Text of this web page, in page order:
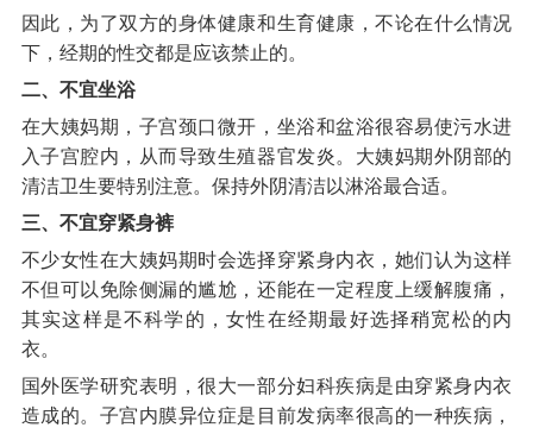
因此，为了双方的身体健康和生育健康，不论在什么情况
下，经期的性交都是应该禁止的。
二、不宜坐浴
在大姨妈期，子宫颈口微开，坐浴和盆浴很容易使污水进
入子宫腔内，从而导致生殖器官发炎。大姨妈期外阴部的
清洁卫生要特别注意。保持外阴清洁以淋浴最合适。
三、不宜穿紧身裤
不少女性在大姨妈期时会选择穿紧身内衣，她们认为这样
不但可以免除侧漏的尴尬，还能在一定程度上缓解腹痛，
其实这样是不科学的，女性在经期最好选择稍宽松的内
衣。
国外医学研究表明，很大一部分妇科疾病是由穿紧身内衣
造成的。子宫内膜异位症是目前发病率很高的一种疾病，